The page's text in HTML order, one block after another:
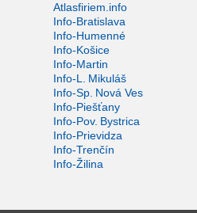
Atlasfiriem.info
Info-Bratislava
Info-Humenné
Info-Košice
Info-Martin
Info-L. Mikuláš
Info-Sp. Nová Ves
Info-Piešťany
Info-Pov. Bystrica
Info-Prievidza
Info-Trenčín
Info-Žilina